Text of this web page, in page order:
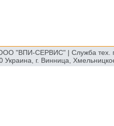
"ВПИ-СЕРВИС" | Служба тех.
Украина, г. Винница,